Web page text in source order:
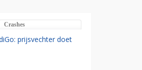
Crashes
prijsvechter doet